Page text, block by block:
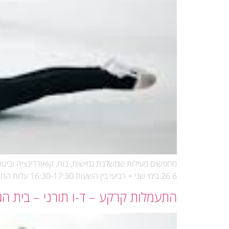
26.6 בימי שני + רביעי בין השעות 16:30-17:30 עלות החוג: 1,600 ש"ח לשנה לא כולל ביגוד עלות ביגוד: 150 ש"ח
התעמלות קרקע – ד-ו תורני – בית